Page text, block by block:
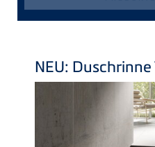
NEU: Duschrinne